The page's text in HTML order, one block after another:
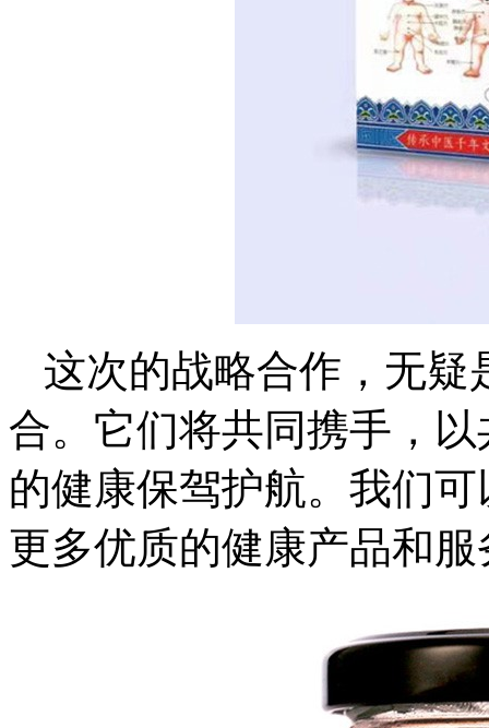
这次的战略合作，无疑
合。它们将共同携手，
的健康保驾护航。我们
更多优质的健康产品和